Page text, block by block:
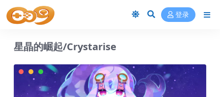
登录
星晶的崛起/Crystarise